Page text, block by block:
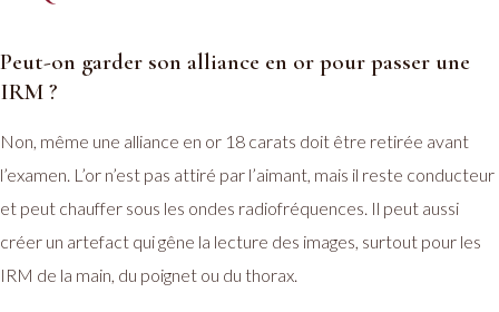
Peut-on garder son alliance en or pour passer une
IRM ?
Non, même une alliance en or 18 carats doit être retirée avant
l’examen. L’or n’est pas attiré par l’aimant, mais il reste conducteur
et peut chauffer sous les ondes radiofréquences. Il peut aussi
créer un artefact qui gêne la lecture des images, surtout pour les
IRM de la main, du poignet ou du thorax.